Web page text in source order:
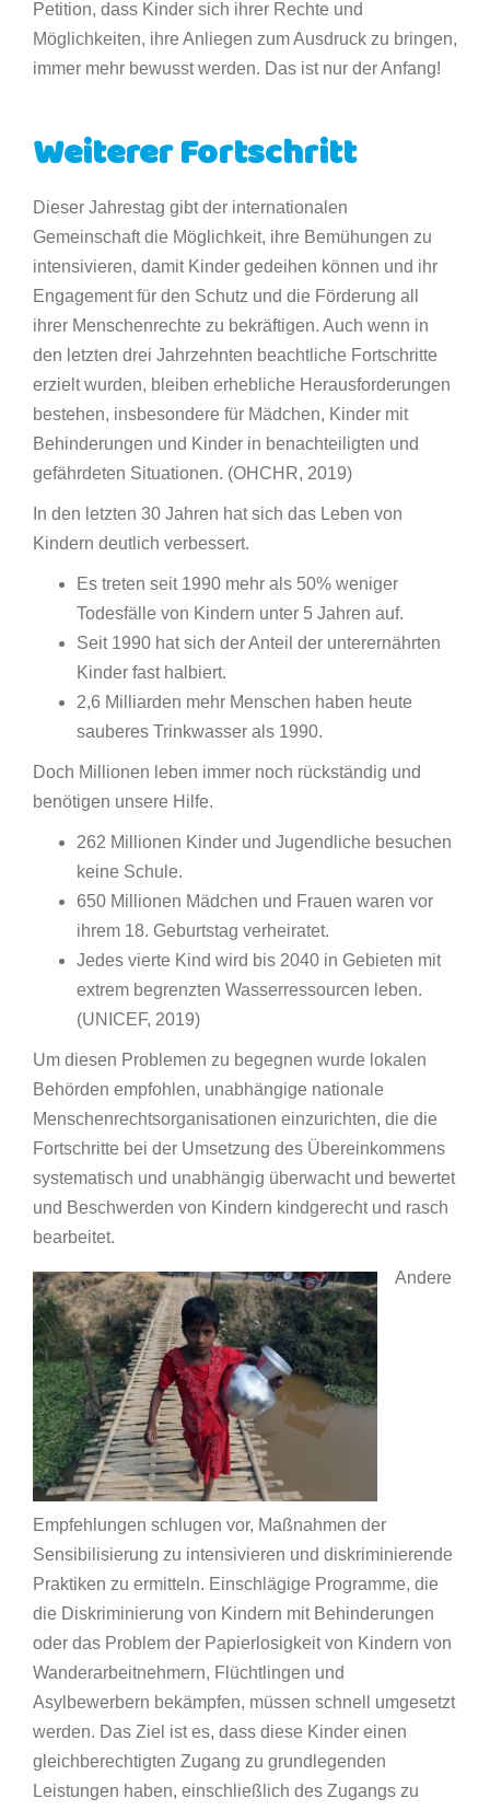
Petition, dass Kinder sich ihrer Rechte und
Möglichkeiten, ihre Anliegen zum Ausdruck zu bringen,
immer mehr bewusst werden. Das ist nur der Anfang!
Weiterer Fortschritt
Dieser Jahrestag gibt der internationalen
Gemeinschaft die Möglichkeit, ihre Bemühungen zu
intensivieren, damit Kinder gedeihen können und ihr
Engagement für den Schutz und die Förderung all
ihrer Menschenrechte zu bekräftigen. Auch wenn in
den letzten drei Jahrzehnten beachtliche Fortschritte
erzielt wurden, bleiben erhebliche Herausforderungen
bestehen, insbesondere für Mädchen, Kinder mit
Behinderungen und Kinder in benachteiligten und
gefährdeten Situationen. (OHCHR, 2019)
In den letzten 30 Jahren hat sich das Leben von
Kindern deutlich verbessert.
Es treten seit 1990 mehr als 50% weniger
Todesfälle von Kindern unter 5 Jahren auf.
Seit 1990 hat sich der Anteil der unterernährten
Kinder fast halbiert.
2,6 Milliarden mehr Menschen haben heute
sauberes Trinkwasser als 1990.
Doch Millionen leben immer noch rückständig und
benötigen unsere Hilfe.
262 Millionen Kinder und Jugendliche besuchen
keine Schule.
650 Millionen Mädchen und Frauen waren vor
ihrem 18. Geburtstag verheiratet.
Jedes vierte Kind wird bis 2040 in Gebieten mit
extrem begrenzten Wasserressourcen leben.
(UNICEF, 2019)
Um diesen Problemen zu begegnen wurde lokalen
Behörden empfohlen, unabhängige nationale
Menschenrechtsorganisationen einzurichten, die die
Fortschritte bei der Umsetzung des Übereinkommens
systematisch und unabhängig überwacht und bewertet
und Beschwerden von Kindern kindgerecht und rasch
bearbeitet.
Andere
Empfehlungen schlugen vor, Maßnahmen der
Sensibilisierung zu intensivieren und diskriminierende
Praktiken zu ermitteln. Einschlägige Programme, die
die Diskriminierung von Kindern mit Behinderungen
oder das Problem der Papierlosigkeit von Kindern von
Wanderarbeitnehmern, Flüchtlingen und
Asylbewerbern bekämpfen, müssen schnell umgesetzt
werden. Das Ziel ist es, dass diese Kinder einen
gleichberechtigten Zugang zu grundlegenden
Leistungen haben, einschließlich des Zugangs zu